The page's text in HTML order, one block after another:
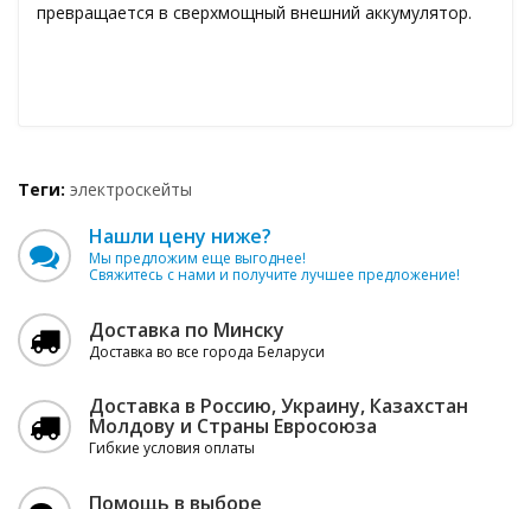
превращается в сверхмощный внешний аккумулятор.
Теги: электроскейты
Нашли цену ниже?
Мы предложим еще выгоднее!
Свяжитесь с нами и получите лучшее предложение!
Доставка по Минску
Доставка во все города Беларуси
Доставка в Россию, Украину, Казахстан
Молдову и Страны Евросоюза
Гибкие условия оплаты
Помощь в выборе